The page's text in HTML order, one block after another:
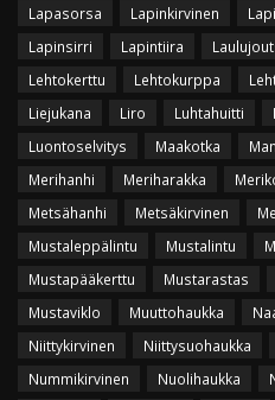
Lapasorsa
Lapinkirvinen
Lapinsirri
Lapintiira
Lehtokerttu
Lehtokurppa
Liejukana
Liro Luhtahuitti
Luontoselvitys
Maakotka
Merihanhi
Meriharakka
Metsähanhi
Metsäkirvinen
Mustaleppälintu
Mustalintu
Mustapääkerttu
Mustarastas
Mustaviklo
Muuttohaukka
Niittykirvinen
Niittysuohaukka
Nummikirvinen
Nuolihaukka